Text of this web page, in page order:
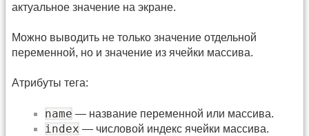
актуальное значение на экране.
Можно выводить не только значение отдельной
переменной, но и значение из ячейки массива.
Атрибуты тега:
name — название переменной или массива.
index — числовой индекс ячейки массива.